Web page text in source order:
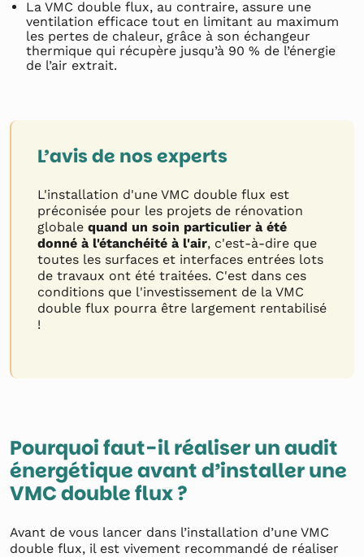
La VMC double flux, au contraire, assure une
ventilation efficace tout en limitant au maximum
les pertes de chaleur, grâce à son échangeur
thermique qui récupère jusqu’à 90 % de l’énergie
de l’air extrait.
L’avis de nos experts
L'installation d'une VMC double flux est
préconisée pour les projets de rénovation
globale quand un soin particulier à été
donné à l'étanchéité à l'air, c'est-à-dire que
toutes les surfaces et interfaces entrées lots
de travaux ont été traitées. C'est dans ces
conditions que l'investissement de la VMC
double flux pourra être largement rentabilisé
!
Pourquoi faut-il réaliser un audit
énergétique avant d’installer une
VMC double flux ?
Avant de vous lancer dans l’installation d’une VMC
double flux, il est vivement recommandé de réaliser